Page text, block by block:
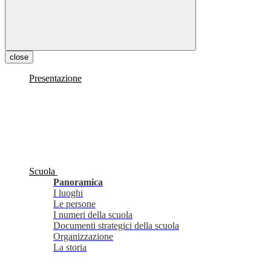
close
Presentazione
Scuola
Panoramica
I luoghi
Le persone
I numeri della scuola
Documenti strategici della scuola
Organizzazione
La storia